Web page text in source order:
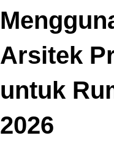
Arsitek
untuk
2026